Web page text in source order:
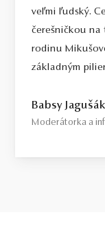
veľmi ľudský.
čerešničkou
rodinu
základným
Babsy
Moderátorka a